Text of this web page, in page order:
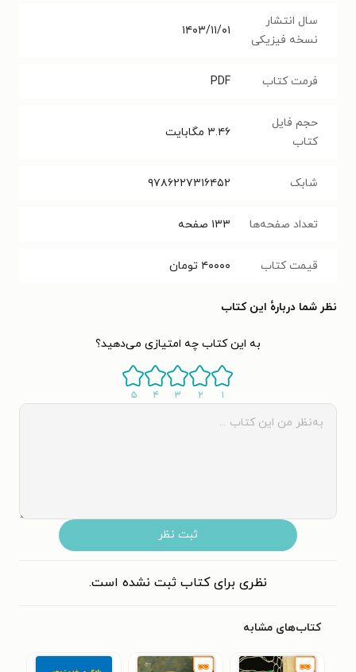
سال انتشار
نسخه فیزیکی
۱۴۰۳/۱۱/۰۱
فرمت کتاب PDF
حجم فایل
کتاب
۳.۴۶ مگابایت
شابک ۹۷۸۶۲۲۷۳۱۶۴۵۲
تعداد صفحه‌ها ۱۳۳ صفحه
قیمت کتاب ۴۰۰۰۰ تومان
نظر شما دربارهٔ این کتاب
به این کتاب چه امتیازی می‌دهید؟
۱ ۲ ۳ ۴ ۵
ثبت نظر
نظری برای کتاب ثبت نشده است.
کتاب‌های مشابه